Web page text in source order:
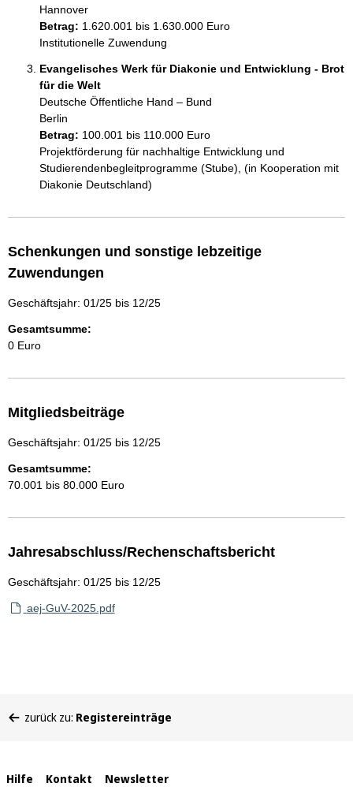
Hannover
Betrag: 1.620.001 bis 1.630.000 Euro
Institutionelle Zuwendung
Evangelisches Werk für Diakonie und Entwicklung - Brot
für die Welt
Deutsche Öffentliche Hand – Bund
Berlin
Betrag: 100.001 bis 110.000 Euro
Projektförderung für nachhaltige Entwicklung und
Studierendenbegleitprogramme (Stube), (in Kooperation mit
Diakonie Deutschland)
Schenkungen und sonstige lebzeitige
Zuwendungen
Geschäftsjahr: 01/25 bis 12/25
Gesamtsumme:
0 Euro
Mitgliedsbeiträge
Geschäftsjahr: 01/25 bis 12/25
Gesamtsumme:
70.001 bis 80.000 Euro
Jahresabschluss/Rechenschaftsbericht
Geschäftsjahr: 01/25 bis 12/25
aej-GuV-2025.pdf
befinden
zurück zu: Registereinträge
Hilfe Kontakt Newsletter